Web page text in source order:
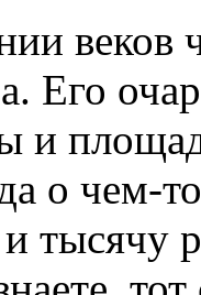
веков
Его
и
о чем-
тысячу